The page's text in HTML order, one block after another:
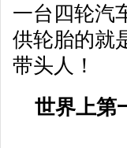
一台四轮汽
供轮胎的就
带头人！
世界上第